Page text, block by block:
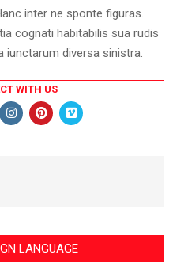
inter ne sponte figuras.
cognati habitabilis sua rudis
iunctarum diversa sinistra.
WITH US
LANGUAGE